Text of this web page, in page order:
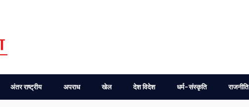
अंतर राष्ट्रीय अपराध खेल देश विदेश धर्म-संस्कृति राजनीति